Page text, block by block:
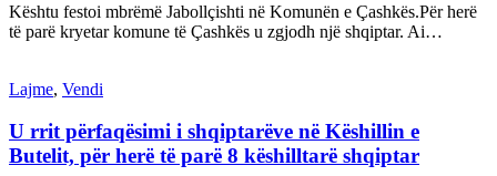
Kështu festoi mbrëmë Jabollçishti në Komunën e Çashkës.Për herë
të parë kryetar komune të Çashkës u zgjodh një shqiptar. Ai…
Lajme, Vendi
U rrit përfaqësimi i shqiptarëve në Këshillin e
Butelit, për herë të parë 8 këshilltarë shqiptar